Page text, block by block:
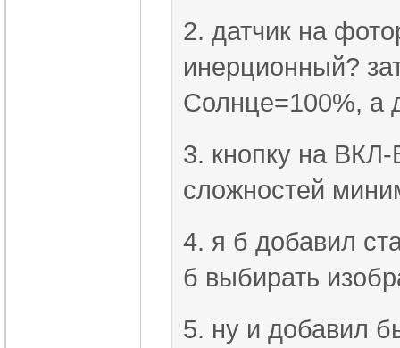
2. датчик на
инерционный?
Солнце=100%, а
3. кнопку на
сложностей
4. я б добавил
б выбирать
5. ну и добавил